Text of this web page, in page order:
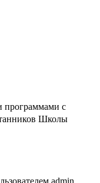
программами с
Школы